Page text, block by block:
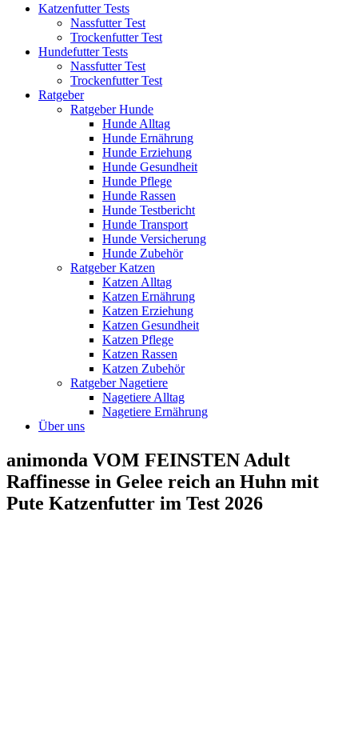
Katzenfutter Tests
Nassfutter Test
Trockenfutter Test
Hundefutter Tests
Nassfutter Test
Trockenfutter Test
Ratgeber
Ratgeber Hunde
Hunde Alltag
Hunde Ernährung
Hunde Erziehung
Hunde Gesundheit
Hunde Pflege
Hunde Rassen
Hunde Testbericht
Hunde Transport
Hunde Versicherung
Hunde Zubehör
Ratgeber Katzen
Katzen Alltag
Katzen Ernährung
Katzen Erziehung
Katzen Gesundheit
Katzen Pflege
Katzen Rassen
Katzen Zubehör
Ratgeber Nagetiere
Nagetiere Alltag
Nagetiere Ernährung
Über uns
animonda VOM FEINSTEN Adult
Raffinesse in Gelee reich an Huhn mit
Pute Katzenfutter im Test 2026